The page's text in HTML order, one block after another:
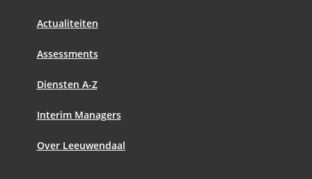
Actualiteiten
Assessments
Diensten A-Z
Interim Managers
Over Leeuwendaal